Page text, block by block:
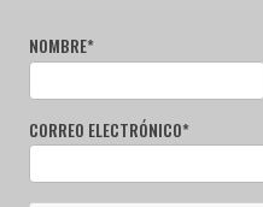
NOMBRE*
CORREO ELECTRÓNICO*